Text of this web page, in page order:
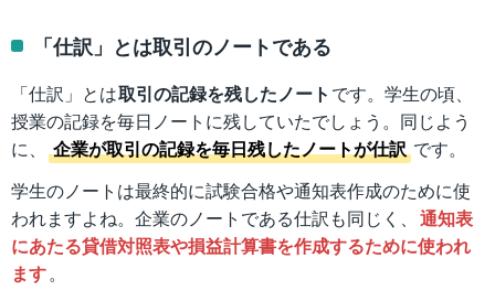
「仕訳」とは取引のノートである
「仕訳」とは取引の記録を残したノート です。学生の頃、
授業の記録を毎日ノートに残していたでしょう。同じよう
に、
企業が取引の記録を毎日残したノートが仕訳 です。
学生のノートは最終的に試験合格や通知表作成のために使
われますよね。企業のノートである仕訳も同じく、 通知表
にあたる貸借対照表や損益計算書を作成するために使われ
ます。